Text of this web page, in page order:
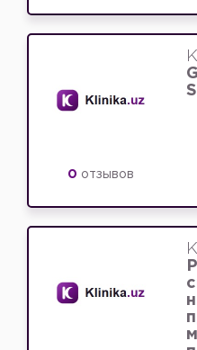
0 отзывов